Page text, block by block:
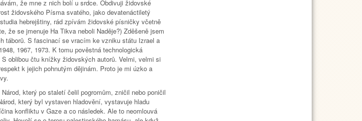
že mne z nich bolí u srdce. Obdivuji židovské
židovského Písma svatého, jako devatenáctiletý
hebrejštiny, rád zpívám židovské písničky včetně
že se jmenuje Ha Tikva neboli Naděje?) Zděšeně jsem
táborů. S fascinací se vracím ke vzniku státu Izrael a
1967, 1973. K tomu pověstná technologická
oblibou čtu knížky židovských autorů. Velmi, velmi si
k jejich pohnutým dějinám. Proto je mi úzko a
který po staletí čelil pogromům, zničil nebo poničil
který byl vystaven hladovění, vystavuje hladu
konfliktu v Gaze a co následek. Ale to neomlouvá